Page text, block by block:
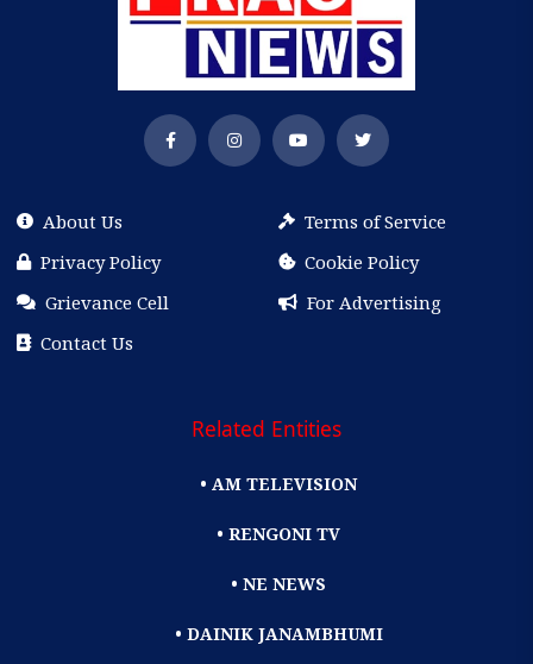
About Us
Terms of Service
Privacy Policy
Cookie Policy
Grievance Cell
For Advertising
Contact Us
Related Entities
• AM TELEVISION
• RENGONI TV
• NE NEWS
• DAINIK JANAMBHUMI